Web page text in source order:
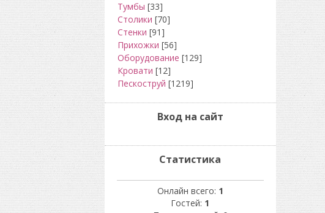
Тумбы [33]
Столики [70]
Стенки [91]
Прихожки [56]
Оборудование [129]
Кровати [12]
Пескоструй [1219]
Вход на сайт
Статистика
Онлайн всего: 1
Гостей: 1